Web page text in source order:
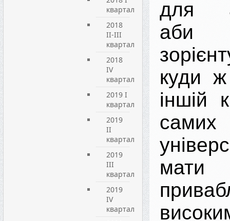
квартал
2018
II-III
квартал
2018
IV
квартал
2019 I
квартал
2019
ІI
квартал
2019
ІIІ
квартал
2019
IV
квартал
для
аби
куди
іншій
самих